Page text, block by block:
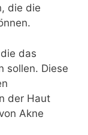
die die
das
sollen. Diese
der Haut
Akne